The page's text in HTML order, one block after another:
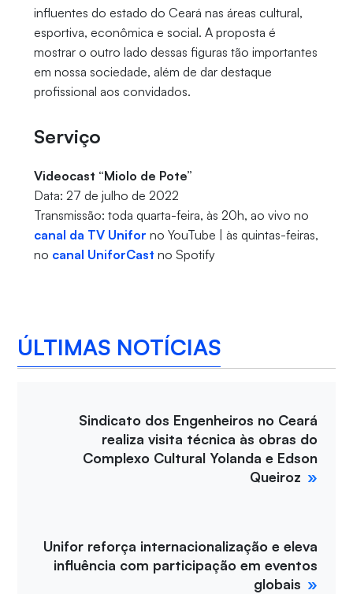
influentes do estado do Ceará nas áreas cultural,
esportiva, econômica e social. A proposta é
mostrar o outro lado dessas figuras tão importantes
em nossa sociedade, além de dar destaque
profissional aos convidados.
Serviço
Videocast “Miolo de Pote”
Data: 27 de julho de 2022
Transmissão: toda quarta-feira, às 20h, ao vivo no
canal da TV Unifor no YouTube | às quintas-feiras,
no canal UniforCast no Spotify
ÚLTIMAS NOTÍCIAS
Sindicato dos Engenheiros no Ceará
realiza visita técnica às obras do
Complexo Cultural Yolanda e Edson
Queiroz
Unifor reforça internacionalização e eleva
influência com participação em eventos
globais